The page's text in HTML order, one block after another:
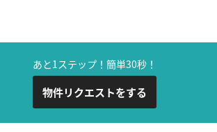
あと1ステップ！簡単30秒！
物件リクエストをする